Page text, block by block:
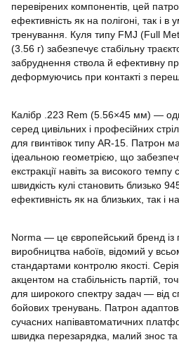
перевірених компонентів, цей
ефективність як на полігоні, так і в
тренування. Куля типу FMJ (Full
(3.56 г) забезпечує стабільну
забруднення ствола й ефективну
деформуючись при контакті з
Калібр .223 Rem (5.56×45 мм) —
серед цивільних і професійних
для гвинтівок типу AR-15. Патрон
ідеальною геометрією, що
екстракції навіть за високого темпу
швидкість кулі становить близько
ефективність як на близьких, так і
Norma — це європейський бренд із
виробництва набоїв, відомий у
стандартами контролю якості.
акцентом на стабільність партій,
для широкого спектру задач — від
бойових тренувань. Патрон
сучасних напівавтоматичних
швидка перезарядка, малий знос та